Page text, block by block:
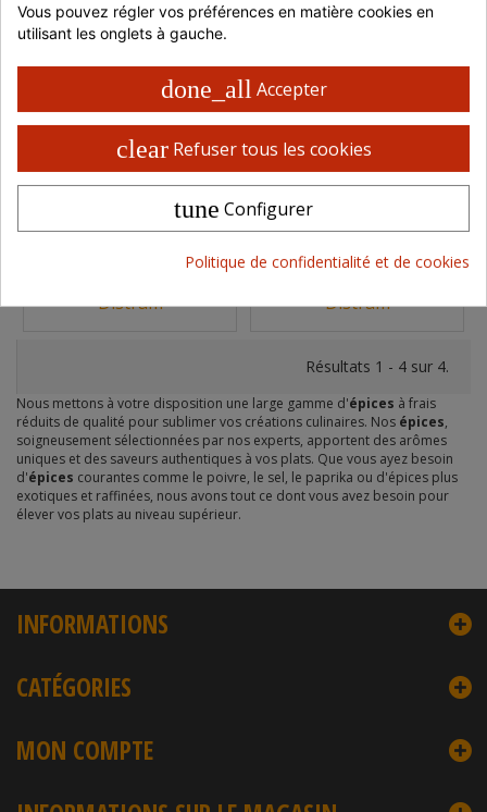
OIGNON FRIT
CROUSTILLANT 1 KG
1 sachet de 1 kg
dès 6,05 €
En stock
Distram
OIGNON CARAMÉLISÉ
dès 13,86 €
Indisponible
Réf : 20CEBOCARA
Distram
Résultats 1 - 4 sur 4.
Nous mettons à votre disposition une large gamme d'épices à frais
réduits de qualité pour sublimer vos créations culinaires. Nos épices,
soigneusement sélectionnées par nos experts, apportent des arômes
uniques et des saveurs authentiques à vos plats. Que vous ayez besoin
d'épices courantes comme le poivre, le sel, le paprika ou d'épices plus
exotiques et raffinées, nous avons tout ce dont vous avez besoin pour
élever vos plats au niveau supérieur.
INFORMATIONS
CATÉGORIES
MON COMPTE
Vous pouvez régler vos préférences en matière cookies en
utilisant les onglets à gauche.
done_all Accepter
clear Refuser tous les cookies
tune Configurer
Politique de confidentialité et de cookies